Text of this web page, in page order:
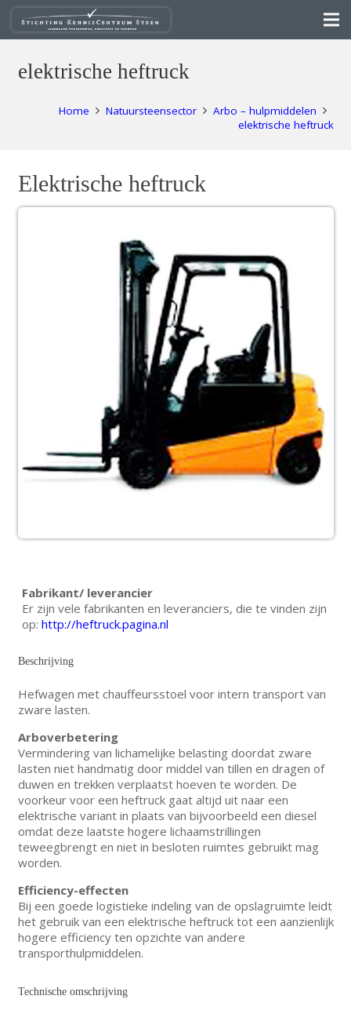
elektrische heftruck
Home Natuursteensector
Arbo – hulpmiddelen
elektrische heftruck
Elektrische heftruck
Fabrikant/ leverancier
Er zijn vele fabrikanten en leveranciers, die te vinden zijn
op: http://heftruck.pagina.nl
Beschrijving
Hefwagen met chauffeursstoel voor intern transport van
zware lasten.
Arboverbetering
Vermindering van lichamelijke belasting doordat zware
lasten niet handmatig door middel van tillen en dragen of
duwen en trekken verplaatst hoeven te worden. De
voorkeur voor een heftruck gaat altijd uit naar een
elektrische variant in plaats van bijvoorbeeld een diesel
omdat deze laatste hogere lichaamstrillingen
teweegbrengt en niet in besloten ruimtes gebruikt mag
worden.
Efficiency-effecten
Bij een goede logistieke indeling van de opslagruimte leidt
het gebruik van een elektrische heftruck tot een aanzienlijk
hogere efficiency ten opzichte van andere
transporthulpmiddelen.
Technische omschrijving